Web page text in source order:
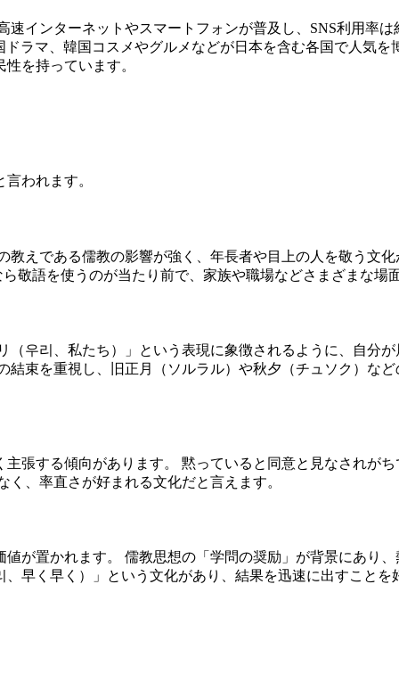
速インターネットやスマートフォンが普及し、SNS利用率
ラマ、韓国コスメやグルメなどが日本を含む各国で人気
を持っています。
われます。
えである儒教の影響が強く、年長者や目上の人を敬う文
敬語を使うのが当たり前で、家族や職場などさまざまな場
우리、私たち）」という表現に象徴されるように、自分
束を重視し、旧正月（ソルラル）や秋夕（チュソク）な
張する傾向があります。 黙っていると同意と見なされが
、率直さが好まれる文化だと言えます。
が置かれます。 儒教思想の「学問の奨励」が背景にあり
早く早く）」という文化があり、結果を迅速に出すこと